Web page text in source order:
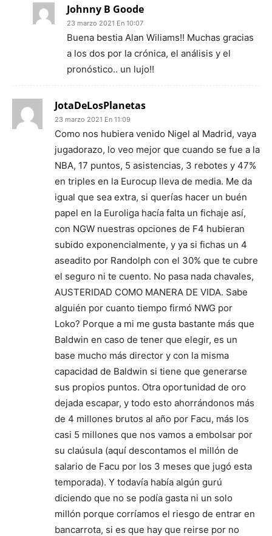
Johnny B Goode
23 marzo 2021 En 10:07
Buena bestia Alan Wiliams!! Muchas gracias
a los dos por la crónica, el análisis y el
pronóstico.. un lujo!!
JotaDeLosPlanetas
23 marzo 2021 En 11:09
Como nos hubiera venido Nigel al Madrid, vaya
jugadorazo, lo veo mejor que cuando se fue a la
NBA, 17 puntos, 5 asistencias, 3 rebotes y 47%
en triples en la Eurocup lleva de media. Me da
igual que sea extra, si querías hacer un buén
papel en la Euroliga hacía falta un fichaje así,
con NGW nuestras opciones de F4 hubieran
subido exponencialmente, y ya si fichas un 4
aseadito por Randolph con el 30% que te cubre
el seguro ni te cuento. No pasa nada chavales,
AUSTERIDAD COMO MANERA DE VIDA. Sabe
alguién por cuanto tiempo firmó NWG por
Loko? Porque a mi me gusta bastante más que
Baldwin en caso de tener que elegir, es un
base mucho más director y con la misma
capacidad de Baldwin si tiene que generarse
sus propios puntos. Otra oportunidad de oro
dejada escapar, y todo esto ahorrándonos más
de 4 millones brutos al año por Facu, más los
casi 5 millones que nos vamos a embolsar por
su claúsula (aquí descontamos el millón de
salario de Facu por los 3 meses que jugó esta
temporada). Y todavía había algún gurú
diciendo que no se podía gasta ni un solo
millón porque corríamos el riesgo de entrar en
bancarrota, si es que hay que reirse por no